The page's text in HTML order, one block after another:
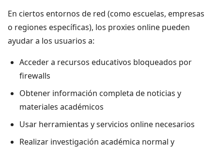
En ciertos entornos de red (como escuelas, empresas
o regiones específicas), los proxies online pueden
ayudar a los usuarios a:
Acceder a recursos educativos bloqueados por
firewalls
Obtener información completa de noticias y
materiales académicos
Usar herramientas y servicios online necesarios
Realizar investigación académica normal y